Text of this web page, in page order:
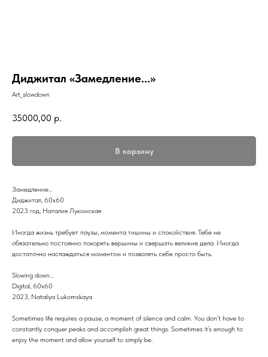
Диджитал «Замедление...»
Art_slowdown
35000,00 р.
В корзину
Замедление...
Диджитал, 60х60
2023 год, Наталия Лукомская
Иногда жизнь требует паузы, момента тишины и спокойствия. Тебе не
обязательно постоянно покорять вершины и свершать великие дела. Иногда
достаточно наслаждаться моментом и позволять себе просто быть.
Slowing down...
Digital, 60x60
2023, Nataliya Lukomskaya
Sometimes life requires a pause, a moment of silence and calm. You don’t have to
constantly conquer peaks and accomplish great things. Sometimes it’s enough to
enjoy the moment and allow yourself to simply be.